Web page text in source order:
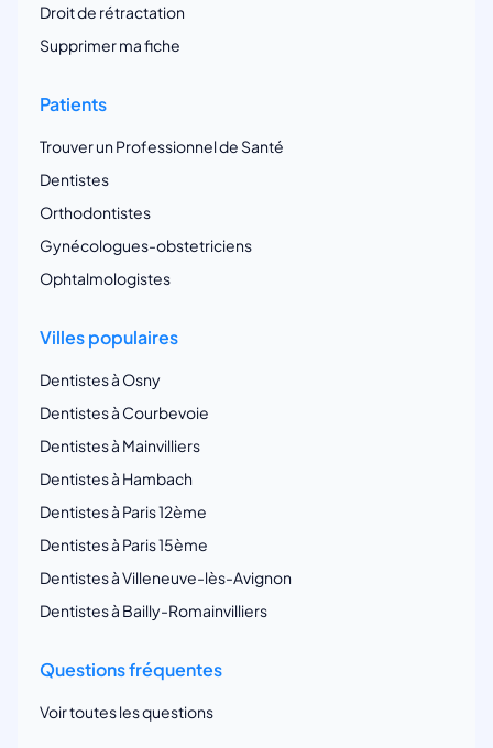
Droit de rétractation
Supprimer ma fiche
Patients
Trouver un Professionnel de Santé
Dentistes
Orthodontistes
Gynécologues-obstetriciens
Ophtalmologistes
Villes populaires
Dentistes à Osny
Dentistes à Courbevoie
Dentistes à Mainvilliers
Dentistes à Hambach
Dentistes à Paris 12ème
Dentistes à Paris 15ème
Dentistes à Villeneuve-lès-Avignon
Dentistes à Bailly-Romainvilliers
Questions fréquentes
Voir toutes les questions